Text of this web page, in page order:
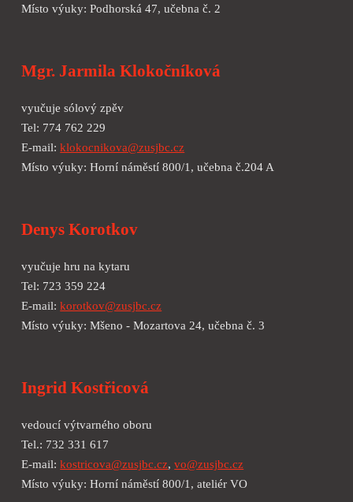
Místo výuky: Podhorská 47, učebna č. 2
Mgr. Jarmila Klokočníková
vyučuje sólový zpěv
Tel: 774 762 229
E-mail:klokocnikova@zusjbc.cz
Místo výuky: Horní náměstí 800/1, učebna č.204 A
Denys Korotkov
vyučujehru na kytaru
Tel: 723 359 224
E-mail:korotkov@zusjbc.cz
Místo výuky:Mšeno - Mozartova 24, učebna č. 3
Ingrid Kostřicová
vedoucí výtvarného oboru
Tel.: 732 331 617
E-mail:kostricova@zusjbc.cz,vo@zusjbc.cz
Místo výuky: Horní náměstí 800/1, ateliér VO